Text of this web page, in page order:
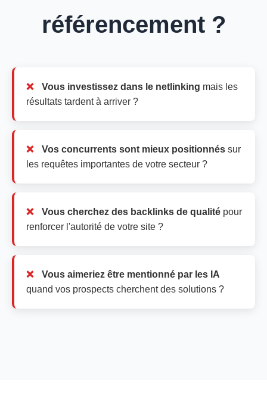
référencement ?
Vous investissez dans le netlinking mais les
résultats tardent à arriver ?
Vos concurrents sont mieux positionnés sur
les requêtes importantes de votre secteur ?
Vous cherchez des backlinks de qualité pour
renforcer l'autorité de votre site ?
Vous aimeriez être mentionné par les IA
quand vos prospects cherchent des solutions ?